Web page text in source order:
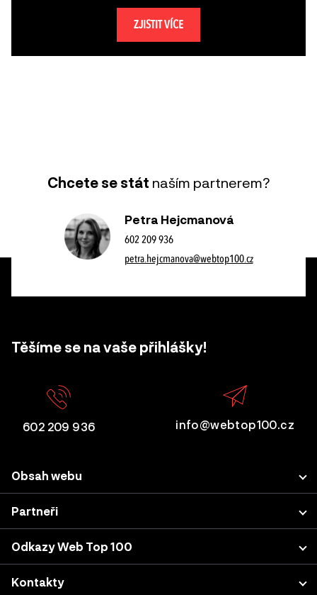
ZJISTIT VÍCE
Chcete se stát naším partnerem?
Petra Hejcmanová
602 209 936
petra.hejcmanova@webtop100.cz
Těšíme se na vaše přihlášky!
602 209 936 info@webtop100.cz
Obsah webu
Porota
Přihlášení projektu
Akce a konference
Kategorie a kritéria
Partneři
LUPA.cz
Podnikatel.cz
Odkazy Web Top 100
Výsledky z minulých let
Kontakty